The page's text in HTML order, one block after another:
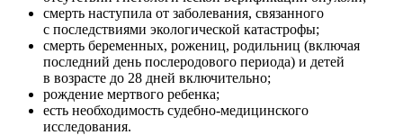
смерть наступила от заболевания, связанного
с последствиями экологической катастрофы;
смерть беременных, рожениц, родильниц (включая
последний день послеродового периода) и детей
в возрасте до 28 дней включительно;
рождение мертвого ребенка;
есть необходимость судебно-медицинского
исследования.